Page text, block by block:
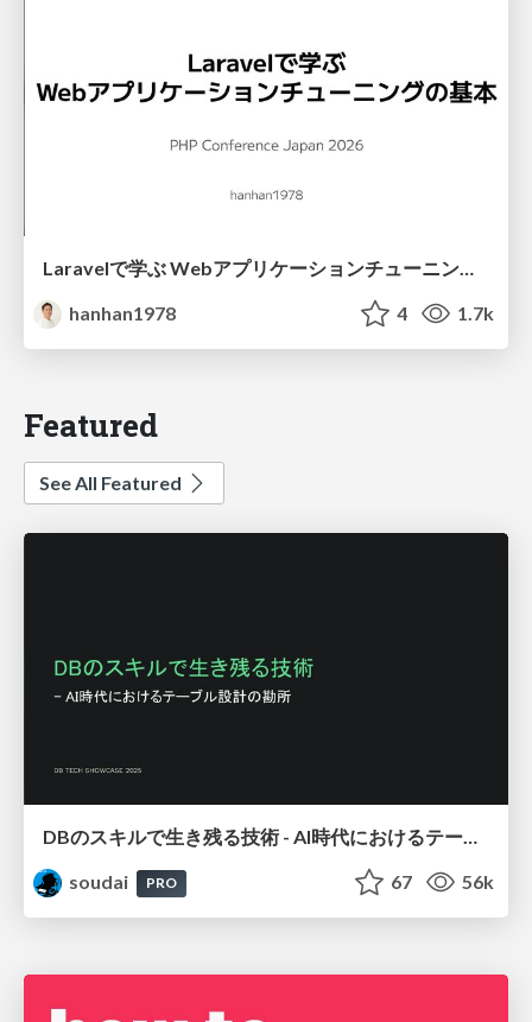
Laravelで学ぶ Webアプリケーションチューニング入門/web_application_tuning_101
hanhan1978
4 1.7k
Featured
See All Featured
DBのスキルで生き残る技術 - AI時代におけるテーブル設計の勘所
soudai
PRO 67 56k